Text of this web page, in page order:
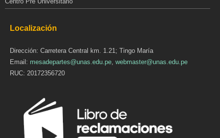
Localización
Dirección: Carretera Central km. 1.21; Tingo María
Email: mesadepartes@unas.edu.pe webmaster@unas.edu.pe
RUC: 20172356720